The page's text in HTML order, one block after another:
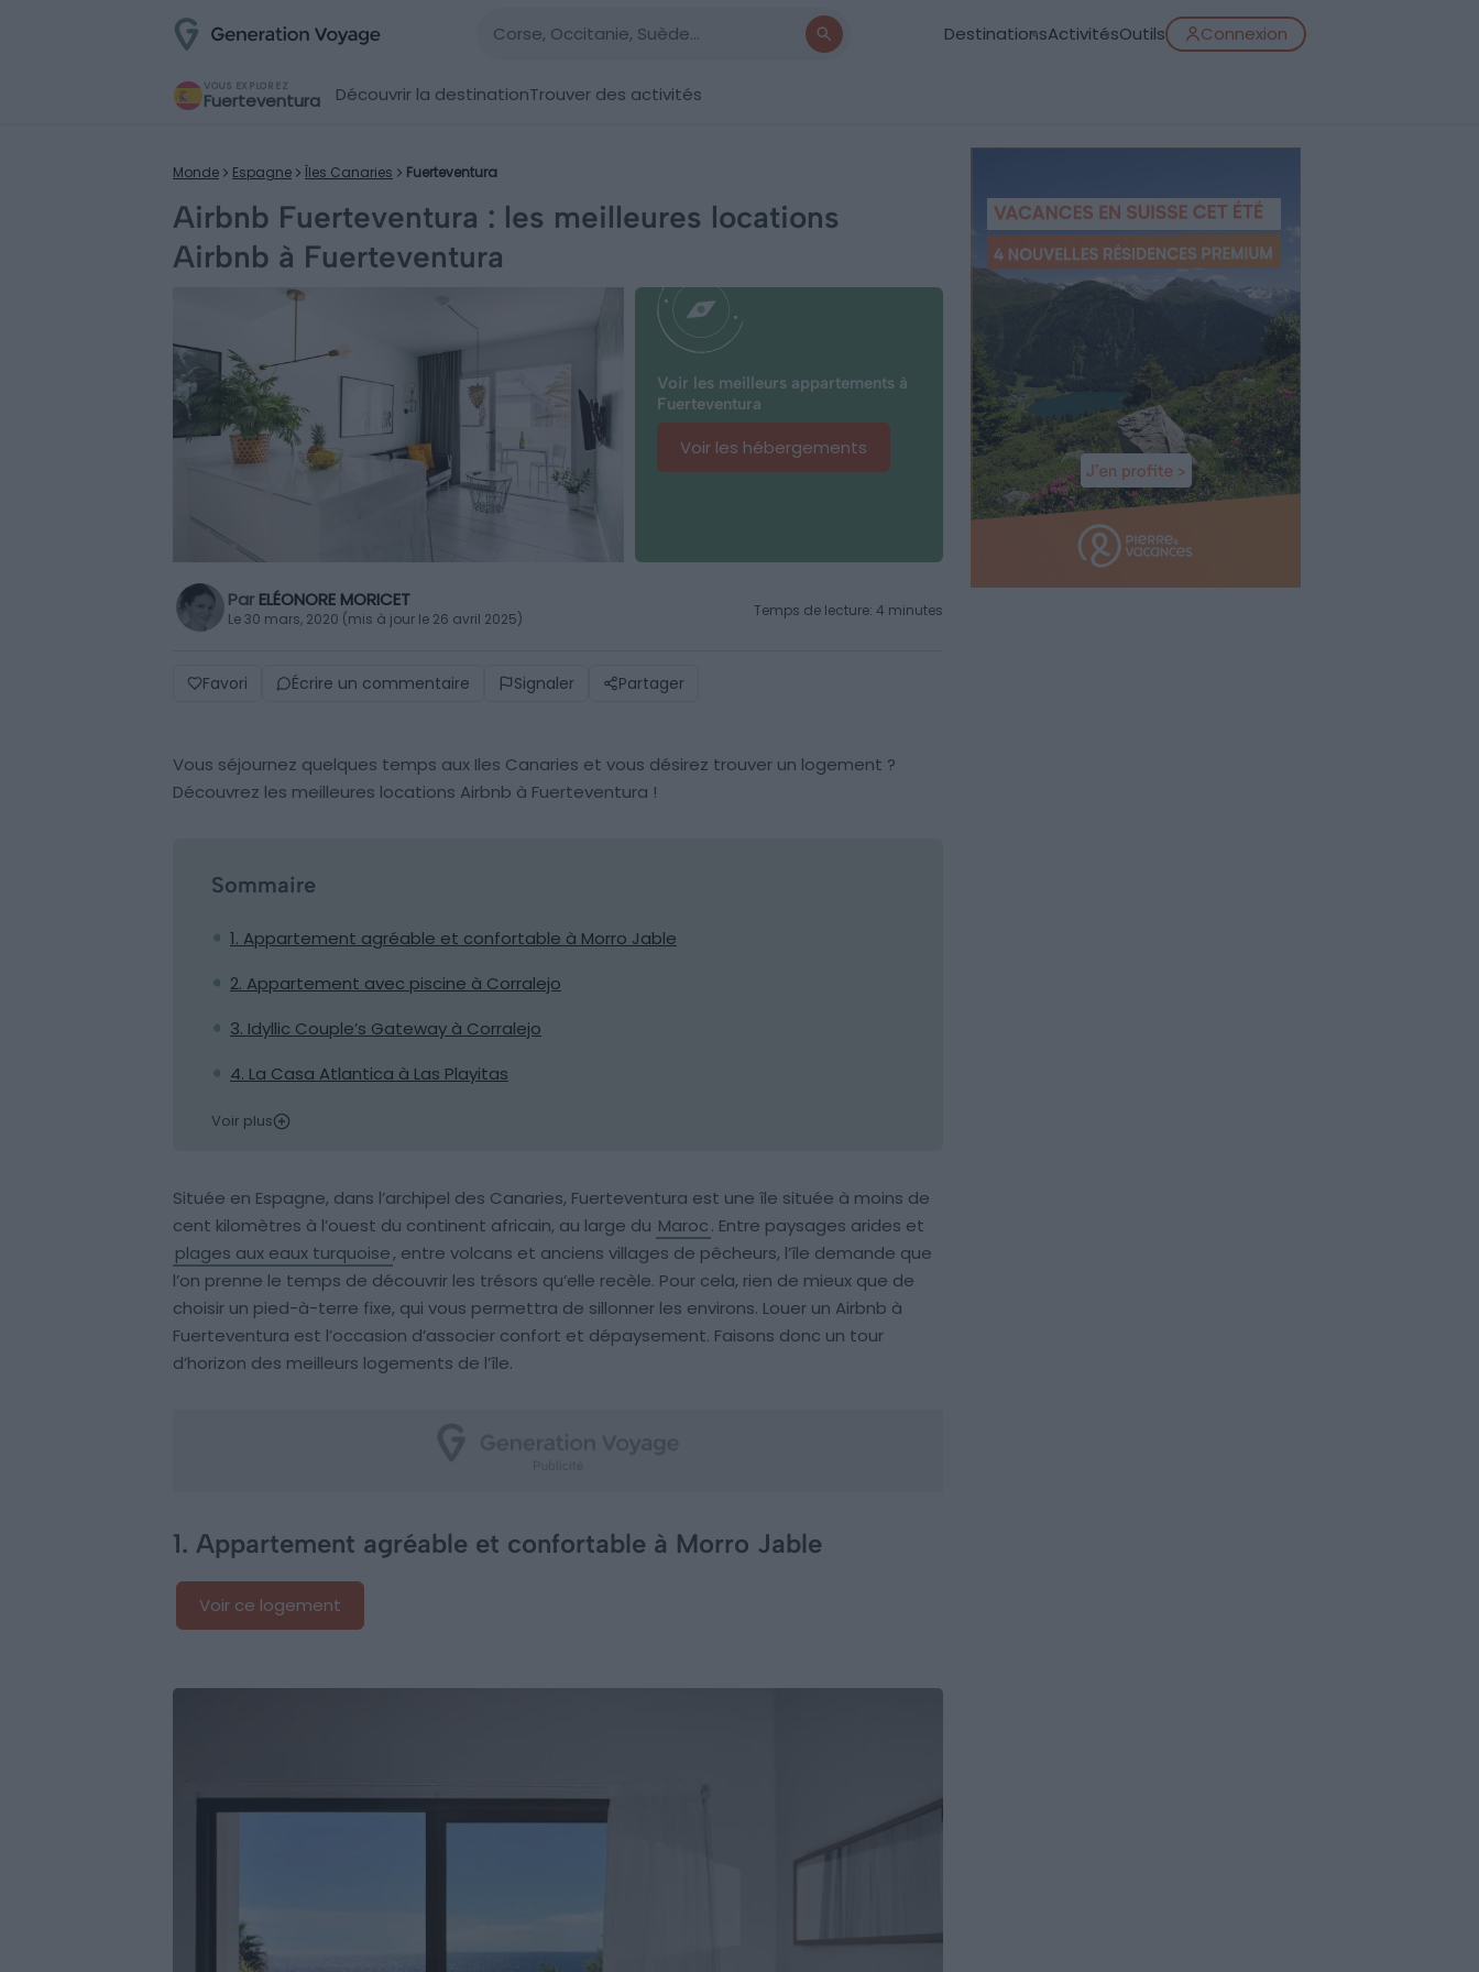
DestinationsActivitésOutils Connexion
VOUS EXPLOREZ
Fuerteventura Découvrir la destinationTrouver des activités
Monde Espagne Îles Canaries Fuerteventura
Airbnb Fuerteventura : les meilleures locations
Airbnb à Fuerteventura
Voir les meilleurs appartements à
Fuerteventura
Voir les hébergements
Par ELÉONORE MORICET
Le 30 mars, 2020 (mis à jour le 26 avril 2025) Temps de lecture: 4 minutes
Favori Écrire un commentaire Signaler Partager
Vous séjournez quelques temps aux Iles Canaries et vous désirez trouver un logement ?
Découvrez les meilleures locations Airbnb à Fuerteventura !
Sommaire
1. Appartement agréable et confortable à Morro Jable
2. Appartement avec piscine à Corralejo
3. Idyllic Couple’s Gateway à Corralejo
4. La Casa Atlantica à Las Playitas
Voir plus
Située en Espagne, dans l’archipel des Canaries, Fuerteventura est une île située à moins de
cent kilomètres à l’ouest du continent africain, au large du Maroc. Entre paysages arides et
plages aux eaux turquoise, entre volcans et anciens villages de pêcheurs, l’île demande que
l’on prenne le temps de découvrir les trésors qu’elle recèle. Pour cela, rien de mieux que de
choisir un pied-à-terre fixe, qui vous permettra de sillonner les environs. Louer un Airbnb à
Fuerteventura est l’occasion d’associer confort et dépaysement. Faisons donc un tour
d’horizon des meilleurs logements de l’île.
1. Appartement agréable et confortable à Morro Jable
Voir ce logement